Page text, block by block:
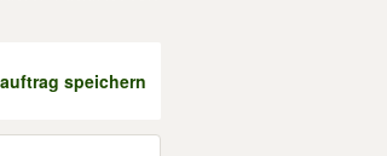
speichern